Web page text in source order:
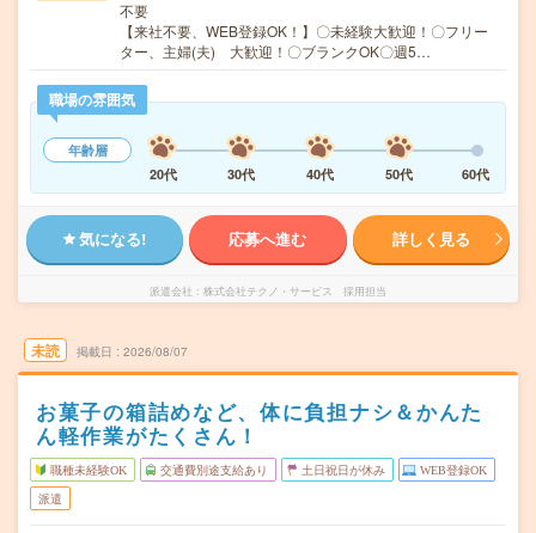
不要
【来社不要、WEB登録OK！】〇未経験大歓迎！〇フリー
ター、主婦(夫) 大歓迎！〇ブランクOK〇週5…
職場の雰囲気
年齢層
20代
30代 40代 50代 60代
気になる! 応募へ進む 詳しく見る
派遣会社 株式会社テクノ・サービス 採用担当
未読 掲載日 2026/08/07
お菓子の箱詰めなど、体に負担ナシ＆かんた
ん軽作業がたくさん！
職種未経験OK 交通費別途支給あり 土日祝日が休み WEB登録OK
派遣